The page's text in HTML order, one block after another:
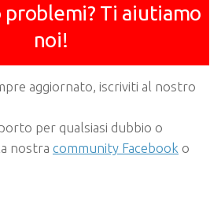
problemi? Ti aiutiamo
noi!
aggiornato, iscriviti al nostro
per qualsiasi dubbio o
nostra community Facebook o